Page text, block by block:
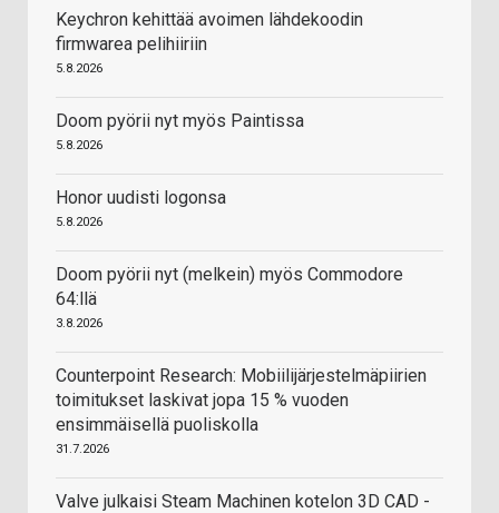
Keychron kehittää avoimen lähdekoodin
firmwarea pelihiiriin
5.8.2026
Doom pyörii nyt myös Paintissa
5.8.2026
Honor uudisti logonsa
5.8.2026
Doom pyörii nyt (melkein) myös Commodore
64:llä
3.8.2026
Counterpoint Research: Mobiilijärjestelmäpiirien
toimitukset laskivat jopa 15 % vuoden
ensimmäisellä puoliskolla
31.7.2026
Valve julkaisi Steam Machinen kotelon 3D CAD -